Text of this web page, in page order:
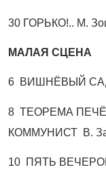
30 ГОРЬКО!.. М.
МАЛАЯ СЦЕНА
6 ВИШНЁВЫЙ
8 ТЕОРЕМА
КОММУНИСТ В.
10 ПЯТЬ